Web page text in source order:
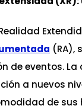
(RA),
de eventos.
a nuevos
de